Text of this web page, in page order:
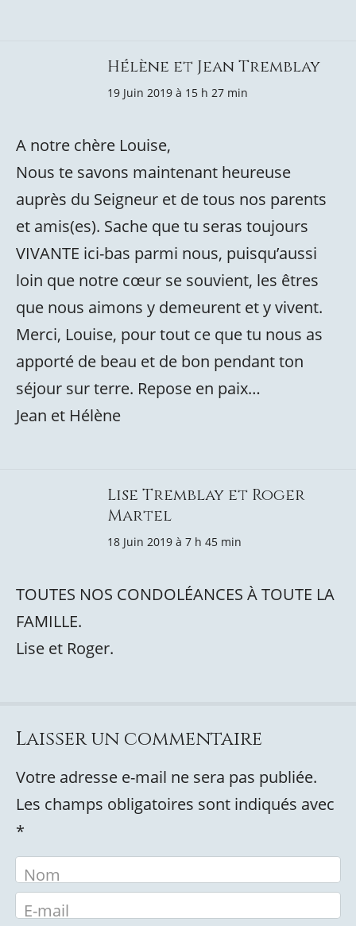
Hélène et Jean Tremblay
19 Juin 2019 à 15 h 27 min
A notre chère Louise,
Nous te savons maintenant heureuse
auprès du Seigneur et de tous nos parents
et amis(es). Sache que tu seras toujours
VIVANTE ici-bas parmi nous, puisqu’aussi
loin que notre cœur se souvient, les êtres
que nous aimons y demeurent et y vivent.
Merci, Louise, pour tout ce que tu nous as
apporté de beau et de bon pendant ton
séjour sur terre. Repose en paix…
Jean et Hélène
Lise Tremblay et Roger
Martel
18 Juin 2019 à 7 h 45 min
TOUTES NOS CONDOLÉANCES À TOUTE LA
FAMILLE.
Lise et Roger.
Laisser un commentaire
Votre adresse e-mail ne sera pas publiée.
Les champs obligatoires sont indiqués avec
*
Nom
E-mail